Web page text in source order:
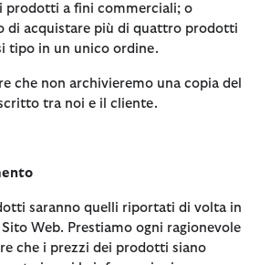
prodotti a fini commerciali; o
di acquistare più di quattro prodotti
tipo in un unico ordine.
che non archivieremo una copia del
tra noi e il cliente.
saranno quelli riportati di volta in
Web. Prestiamo ogni ragionevole
che i prezzi dei prodotti siano